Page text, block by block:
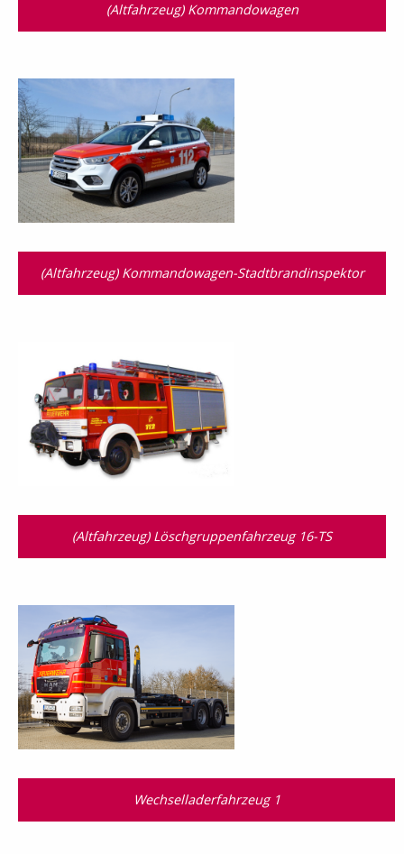
(Altfahrzeug) Kommandowagen
(Altfahrzeug) Kommandowagen-Stadtbrandinspektor
(Altfahrzeug) Löschgruppenfahrzeug 16-TS
Wechselladerfahrzeug 1